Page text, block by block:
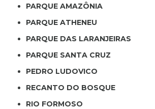
PARQUE AMAZÔNIA
PARQUE ATHENEU
PARQUE DAS LARANJEIRAS
PARQUE SANTA CRUZ
PEDRO LUDOVICO
RECANTO DO BOSQUE
RIO FORMOSO